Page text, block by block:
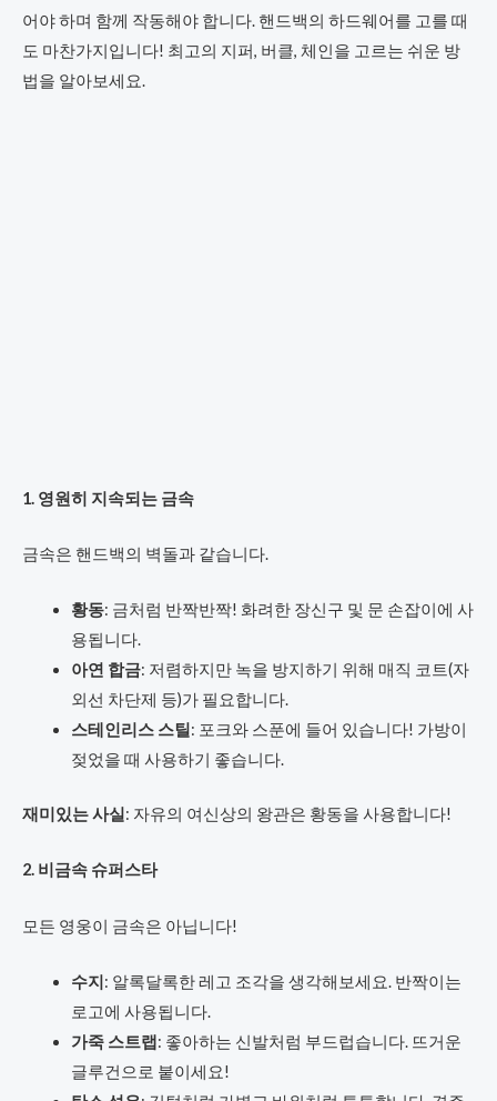
어야 하며 함께 작동해야 합니다. 핸드백의 하드웨어를 고를 때
도 마찬가지입니다! 최고의 지퍼, 버클, 체인을 고르는 쉬운 방
법을 알아보세요.
1. 영원히 지속되는 금속
금속은 핸드백의 벽돌과 같습니다.
황동: 금처럼 반짝반짝! 화려한 장신구 및 문 손잡이에 사
용됩니다.
아연 합금: 저렴하지만 녹을 방지하기 위해 매직 코트(자
외선 차단제 등)가 필요합니다.
스테인리스 스틸: 포크와 스푼에 들어 있습니다! 가방이
젖었을 때 사용하기 좋습니다.
재미있는 사실: 자유의 여신상의 왕관은 황동을 사용합니다!
2. 비금속 슈퍼스타
모든 영웅이 금속은 아닙니다!
수지: 알록달록한 레고 조각을 생각해보세요. 반짝이는
로고에 사용됩니다.
가죽 스트랩: 좋아하는 신발처럼 부드럽습니다. 뜨거운
글루건으로 붙이세요!